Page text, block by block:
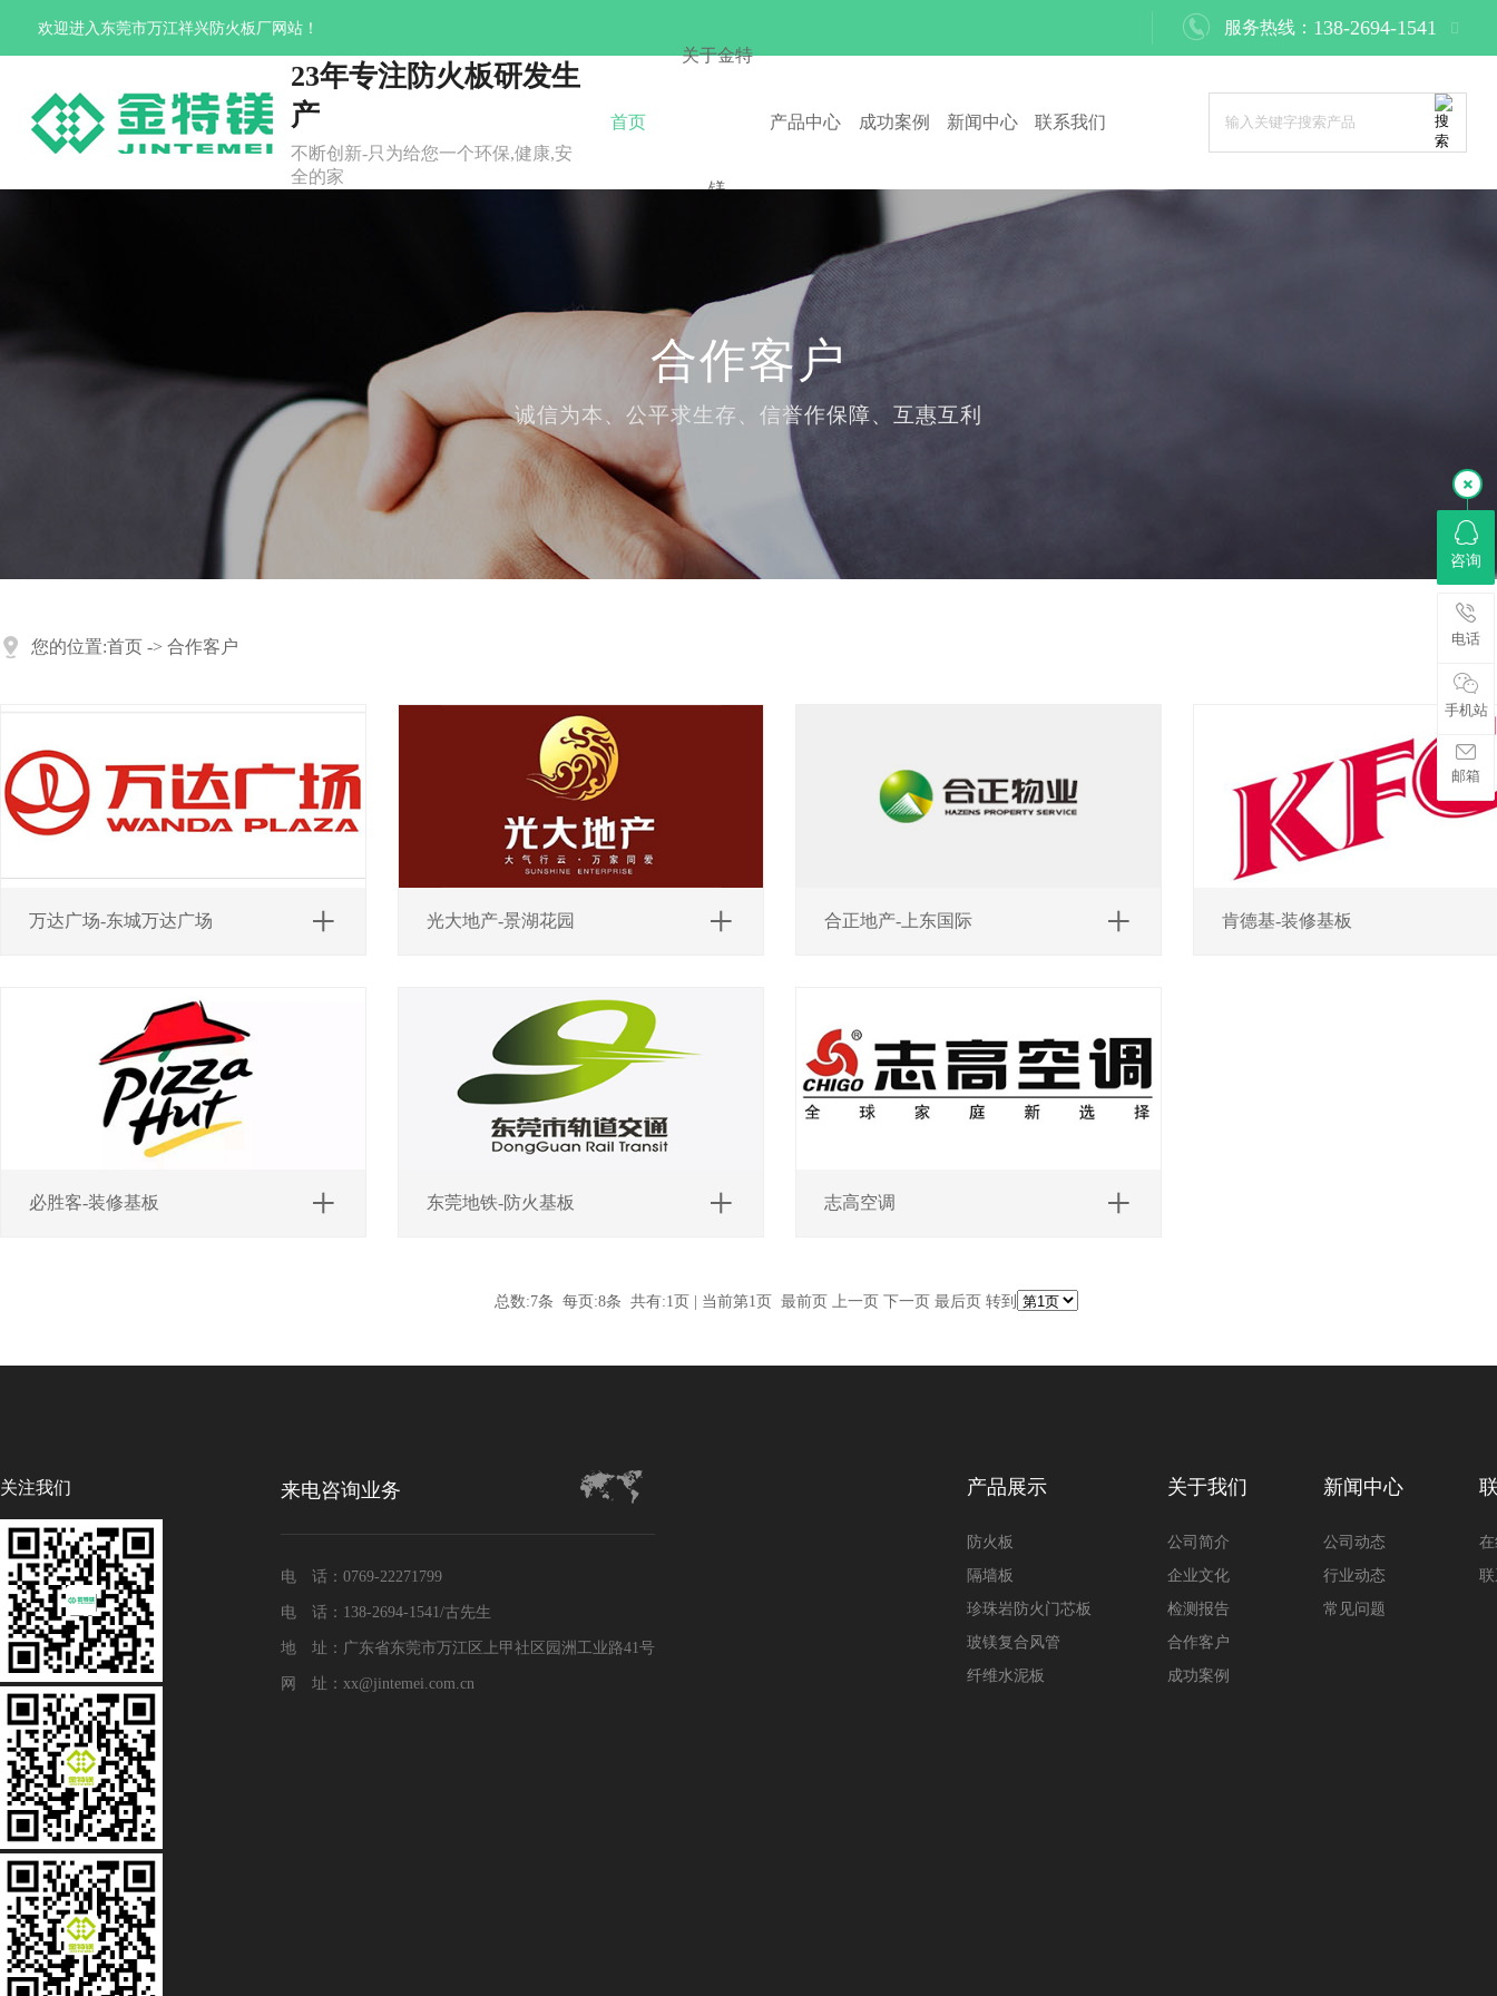
欢迎进入东莞市万江祥兴防火板厂网站！  服务热线： 138-2694-1541
23年专注防火板研发生
产
不断创新-只为给您一个环保,健康,安
全的家
首页
关于金特
镁
产品中心 成功案例 新闻中心 联系我们
合作客户
诚信为本、公平求生存、信誉作保障、互惠互利
您的位置:首页 -> 合作客户
万达广场-东城万达广场 光大地产-景湖花园 合正地产-上东国际 肯德基-装修基板
必胜客-装修基板 东莞地铁-防火基板 志高空调
总数:7条 每页:8条 共有:1页 | 当前第1页 最前页 上一页 下一页 最后页 转到
关注我们 来电咨询业务
电 话：0769-22271799
电 话：138-2694-1541/古先生
地 址：广东省东莞市万江区上甲社区园洲工业路41号
网 址：xx@jintemei.com.cn
产品展示
防火板
隔墙板
珍珠岩防火门芯板
玻镁复合风管
纤维水泥板
关于我们
公司简介
企业文化
检测报告
合作客户
成功案例
新闻中心
公司动态
行业动态
常见问题
咨询
电话
手机站
邮箱